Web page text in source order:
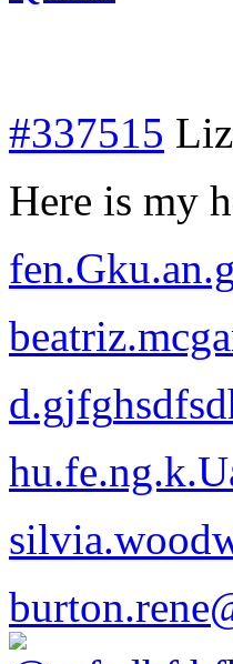
#337515
Here is my
beatriz.mcga
d.gjfg
silvia.wood
burton.rene